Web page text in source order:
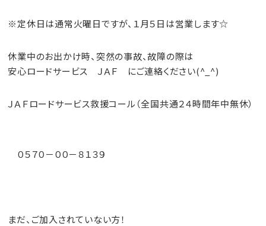
※定休日は通常火曜日ですが、１月５日は営業します☆
休業中のお出かけ時、突然の事故、故障の際は
安心ロードサービス ＪＡＦ にご連絡ください(^_^)
ＪＡＦロードサービス救援コール（全国共通２４時間年中無休）
０５７０－００－８１３９
まだ、ご加入されていない方！